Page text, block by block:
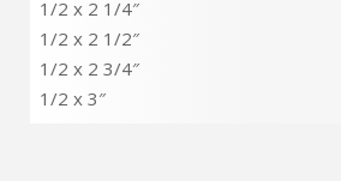
1/2 x 2 1/4″
1/2 x 2 1/2″
1/2 x 2 3/4″
1/2 x 3″